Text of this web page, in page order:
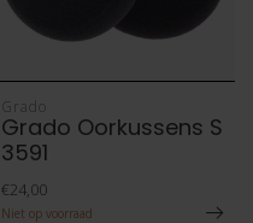
Grado
Grado Oorkussens S
3591
€24,00
Niet op voorraad